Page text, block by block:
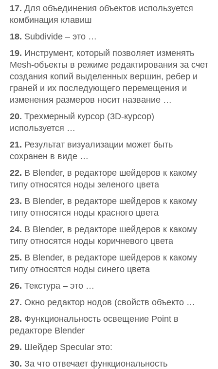
17. Для объединения объектов используется
комбинация клавиш
18. Subdivide – это …
19. Инструмент, который позволяет изменять
Mesh-объекты в режиме редактирования за счет
создания копий выделенных вершин, ребер и
граней и их последующего перемещения и
изменения размеров носит название …
20. Трехмерный курсор (3D-курсор)
используется …
21. Результат визуализации может быть
сохранен в виде …
22. В Blender, в редакторе шейдеров к какому
типу относятся ноды зеленого цвета
23. В Blender, в редакторе шейдеров к какому
типу относятся ноды красного цвета
24. В Blender, в редакторе шейдеров к какому
типу относятся ноды коричневого цвета
25. В Blender, в редакторе шейдеров к какому
типу относятся ноды синего цвета
26. Текстура – это …
27. Окно редактор нодов (свойств объекто …
28. Функциональность освещение Point в
редакторе Blender
29. Шейдер Specular это:
30. За что отвечает функциональность